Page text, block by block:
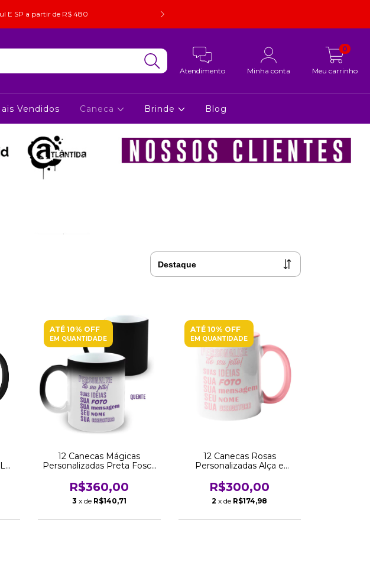
E SP a partir de R$ 480
Atendimento Minha conta Meu carrinho
0
Vendidos Caneca Brinde Blog
ATÉ 10% OFF
EM QUANTIDADE
12 Canecas Mágicas
Personalizadas Preta Fosca
R$360,00
3 x de R$140,71
ATÉ 10% OFF
EM QUANTIDADE
12 Canecas Rosas
Personalizadas Alça e
Revenda
R$300,00
2 x de R$174,98